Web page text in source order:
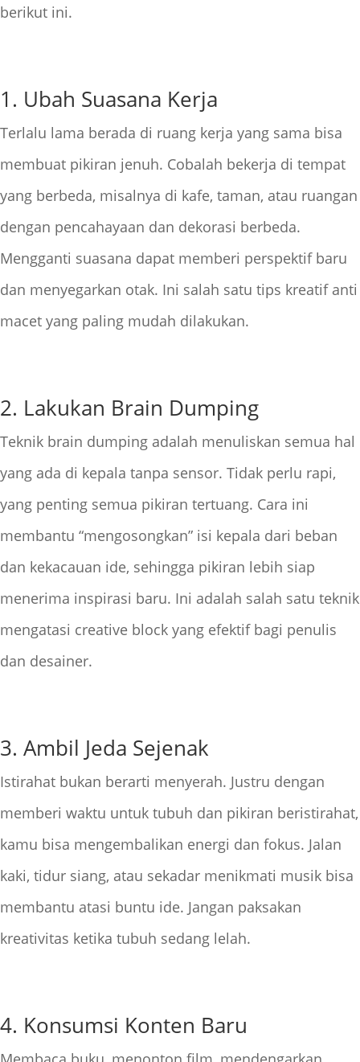
berikut ini.
1. Ubah Suasana Kerja
Terlalu lama berada di ruang kerja yang sama bisa
membuat pikiran jenuh. Cobalah bekerja di tempat
yang berbeda, misalnya di kafe, taman, atau ruangan
dengan pencahayaan dan dekorasi berbeda.
Mengganti suasana dapat memberi perspektif baru
dan menyegarkan otak. Ini salah satu tips kreatif anti
macet yang paling mudah dilakukan.
2. Lakukan Brain Dumping
Teknik brain dumping adalah menuliskan semua hal
yang ada di kepala tanpa sensor. Tidak perlu rapi,
yang penting semua pikiran tertuang. Cara ini
membantu “mengosongkan” isi kepala dari beban
dan kekacauan ide, sehingga pikiran lebih siap
menerima inspirasi baru. Ini adalah salah satu teknik
mengatasi creative block yang efektif bagi penulis
dan desainer.
3. Ambil Jeda Sejenak
Istirahat bukan berarti menyerah. Justru dengan
memberi waktu untuk tubuh dan pikiran beristirahat,
kamu bisa mengembalikan energi dan fokus. Jalan
kaki, tidur siang, atau sekadar menikmati musik bisa
membantu atasi buntu ide. Jangan paksakan
kreativitas ketika tubuh sedang lelah.
4. Konsumsi Konten Baru